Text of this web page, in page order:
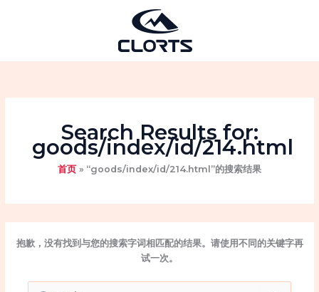
Search Results for:
goods/index/id/214.html
首页 “goods/index/id/214.html”的搜索结果
抱歉，没有找到与您的搜索字词相匹配的结果。请使用不同的关键字再
试一次。